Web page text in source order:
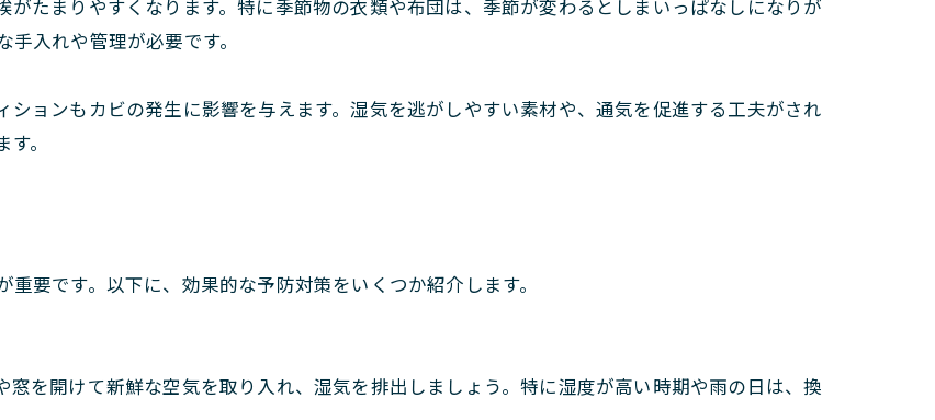
たまりやすくなります。特に季節物の衣類や布団は、季節が変わるとしまいっぱなしになりが
入れや管理が必要です。
ョンもカビの発生に影響を与えます。湿気を逃がしやすい素材や、通気を促進する工夫がされ
。
要です。以下に、効果的な予防対策をいくつか紹介します。
を開けて新鮮な空気を取り入れ、湿気を排出しましょう。特に湿度が高い時期や雨の日は、換